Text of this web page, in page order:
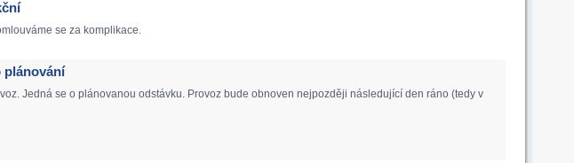
se za komplikace.
plánování
Jedná se o plánovanou odstávku. Provoz bude obnoven nejpozději následující den ráno (tedy v